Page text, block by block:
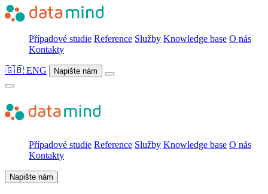
Případové studie Reference Služby Knowledge base O nás
Kontakty
🇬🇧 ENG Napište nám
Případové studie Reference Služby Knowledge base O nás
Kontakty
Napište nám